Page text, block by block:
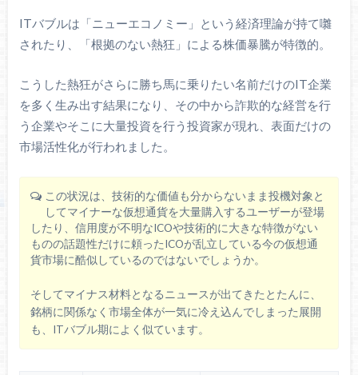
ITバブルは「ニューエコノミー」という経済理論が持て囃
されたり、「根拠のない熱狂」による株価暴騰が特徴的。
こうした熱狂がさらに勝ち馬に乗りたい名前だけのIT企業
を多く生み出す結果になり、その中から詐欺的な経営を行
う企業やそこに大量投資を行う投資家が現れ、表面だけの
市場活性化が行われました。
この状況は、技術的な価値も分からないまま投機対象と
してマイナーな仮想通貨を大量購入するユーザーが登場
したり、信用度が不明なICOや技術的に大きな特徴がない
ものの話題性だけに頼ったICOが乱立している今の仮想通
貨市場に酷似しているのではないでしょうか。
そしてマイナス材料となるニュースが出てきたとたんに、
銘柄に関係なく市場全体が一気に冷え込んでしまった展開
も、ITバブル期によく似ています。